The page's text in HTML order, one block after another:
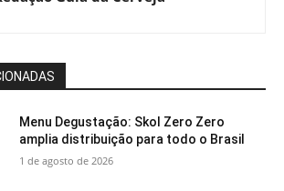
Menu Degustação: Skol Zero Zero
amplia distribuição para todo o Brasil
1 de agosto de 2026